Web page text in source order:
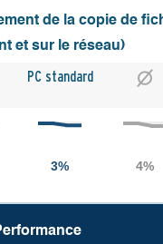
de la copie de
et sur le réseau)
PC standard